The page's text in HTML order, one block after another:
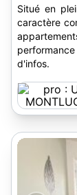
Situé en
caractère
d'infos.